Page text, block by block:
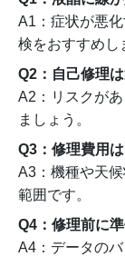
A1：症状が悪
検をおすすめし
Q2：自己修理
A2：リスクが
ましょう。
Q3：修理費用
A3：機種や天
範囲です。
Q4：修理前に
A4：データの